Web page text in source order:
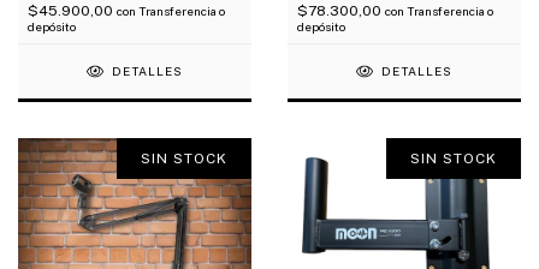
$45.900,00 con Transferencia o
depósito
DETALLES
$78.300,00 con Transferencia o
depósito
DETALLES
SIN STOCK SIN STOCK